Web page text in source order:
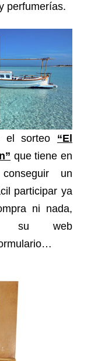
perfumerías.
el sorteo “El
que tiene en
un
participar ya
ni nada,
su web